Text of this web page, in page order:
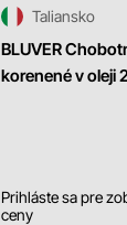
BLUVER
korenené v oleji
Taliansko
Prihláste sa pre
ceny